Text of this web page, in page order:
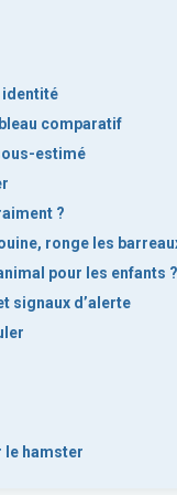
identité
comparatif
estimé
?
ronge les
pour les enfants ?
signaux d’alerte
le hamster